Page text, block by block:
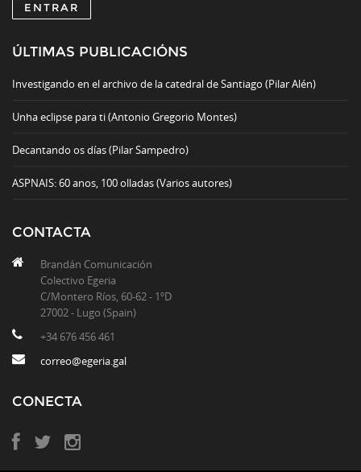
ENTRAR
ÚLTIMAS PUBLICACIÓNS
Investigando en el archivo de la catedral de Santiago (Pilar Alén)
Unha eclipse para ti (Antonio Gregorio Montes)
Decantando os días (Pilar Sampedro)
ASPNAIS: 60 anos, 100 olladas (Varios autores)
CONTACTA
Brandán Comunicación
Colectivo Egeria
C/Montero Ríos, 60-62 - 1ºD
27002 - Lugo (Spain)
+34 676 456 461
correo@egeria.gal
CONECTA